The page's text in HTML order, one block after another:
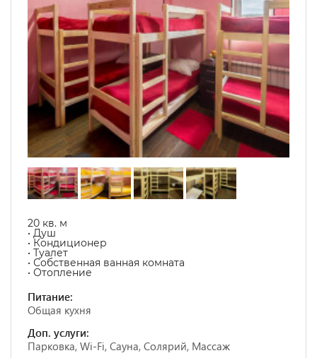
20 кв. м
• Душ
• Кондиционер
• Туалет
• Собственная ванная комната
• Отопление
Питание:
Общая кухня
Доп. услуги:
Парковка, Wi-Fi, Сауна, Солярий, Массаж